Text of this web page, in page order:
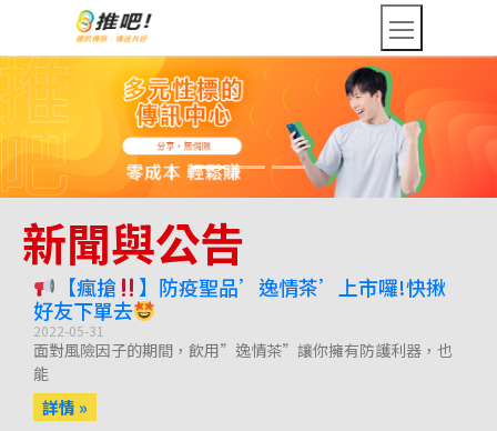
新聞與公告
【瘋搶
】防疫聖品’逸情茶’上市囉!快揪
好友下單去
2022-05-31
面對風險因子的期間，飲用”逸情茶”讓你擁有防護利器，也
能
詳情 »